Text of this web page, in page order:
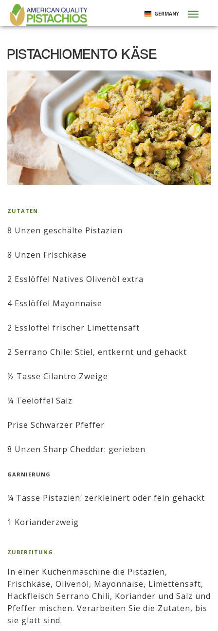
Direkt
zum
Inhalt
GERMANY
PISTACHIOMENTO KÄSE
ZUTATEN
8 Unzen geschälte Pistazien
8 Unzen Frischkäse
2 Esslöffel Natives Olivenöl extra
4 Esslöffel Mayonnaise
2 Esslöffel frischer Limettensaft
2 Serrano Chile: Stiel, entkernt und gehackt
½ Tasse Cilantro Zweige
¼ Teelöffel Salz
Prise Schwarzer Pfeffer
8 Unzen Sharp Cheddar: gerieben
GARNIERUNG
¼ Tasse Pistazien: zerkleinert oder fein gehackt
1 Korianderzweig
ZUBEREITUNG
In einer Küchenmaschine die Pistazien,
Frischkäse, Olivenöl, Mayonnaise, Limettensaft,
Hackfleisch Serrano Chili, Koriander und Salz und
Pfeffer mischen. Verarbeiten Sie die Zutaten, bis
sie glatt sind.